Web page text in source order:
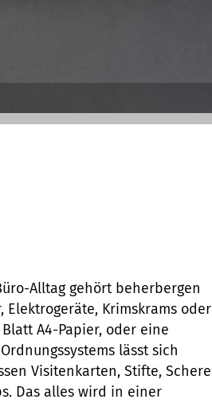
Alltag gehört beherbergen
Krimskrams oder
A4-Papier, oder eine
lässt sich
Visitenkarten, Stifte, Schere
Das alles wird in einer